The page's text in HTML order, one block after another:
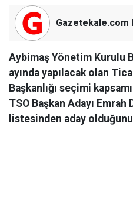
Gazetekale.com
Aybimaş Yönetim Kurulu
ayında yapılacak olan
Başkanlığı seçimi
TSO Başkan Adayı Emrah
listesinden aday olduğunu